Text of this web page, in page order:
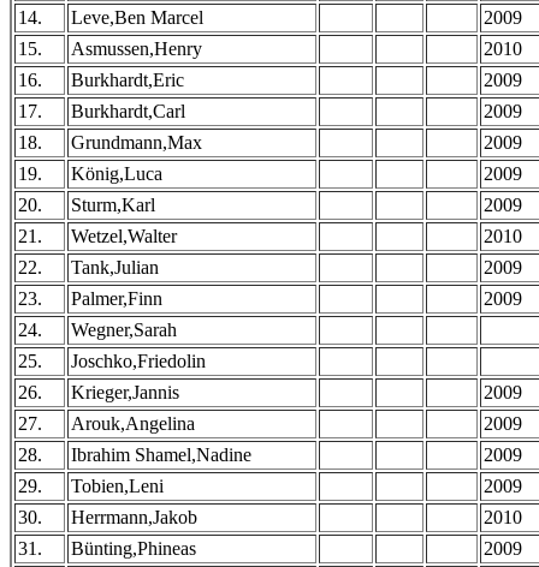
14.
Leve,Ben Marcel
2009
15.
Asmussen,Henry
2010
16.
Burkhardt,Eric
2009
17.
Burkhardt,Carl
2009
18.
Grundmann,Max
2009
19.
König,Luca
2009
20.
Sturm,Karl
2009
21.
Wetzel,Walter
2010
22.
Tank,Julian
2009
23.
Palmer,Finn
2009
24.
Wegner,Sarah
25.
Joschko,Friedolin
26.
Krieger,Jannis
2009
27.
Arouk,Angelina
2009
28.
Ibrahim Shamel,Nadine
2009
29.
Tobien,Leni
2009
30.
Herrmann,Jakob
2010
31.
Bünting,Phineas
2009